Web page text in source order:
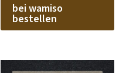
bei wamiso
bestellen